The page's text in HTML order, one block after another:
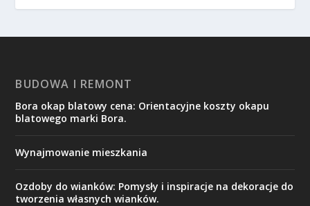
BUDOWA I REMONT
Bora okap blatowy cena: Orientacyjne koszty okapu
blatowego marki Bora.
Wynajmowanie mieszkania
Ozdoby do wianków: Pomysły i inspiracje na dekoracje do
tworzenia własnych wianków.